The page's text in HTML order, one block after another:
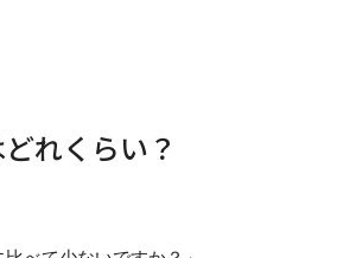
れくらい？